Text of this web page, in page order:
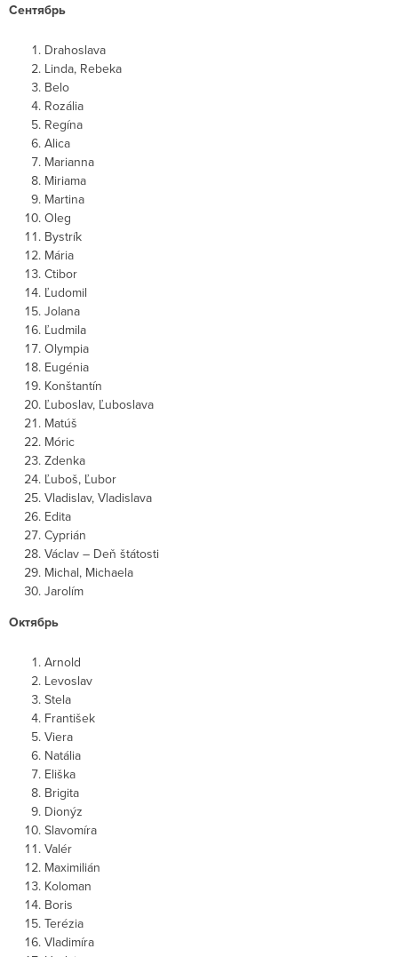
Сентябрь
Drahoslava
Linda, Rebeka
Belo
Rozália
Regína
Alica
Marianna
Miriama
Martina
Oleg
Bystrík
Mária
Ctibor
Ľudomil
Jolana
Ľudmila
Olympia
Eugénia
Konštantín
Ľuboslav, Ľuboslava
Matúš
Móric
Zdenka
Ľuboš, Ľubor
Vladislav, Vladislava
Edita
Cyprián
Václav – Deň štátosti
Michal, Michaela
Jarolím
Октябрь
Arnold
Levoslav
Stela
František
Viera
Natália
Eliška
Brigita
Dionýz
Slavomíra
Valér
Maximilián
Koloman
Boris
Terézia
Vladimíra